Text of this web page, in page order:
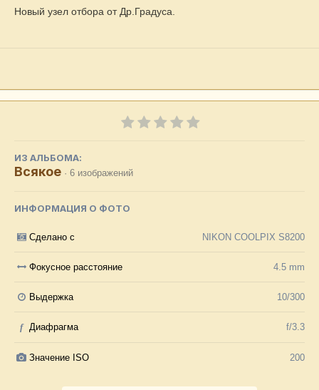
Новый узел отбора от Др.Градуса.
ИЗ АЛЬБОМА:
Всякое · 6 изображений
ИНФОРМАЦИЯ О ФОТО
Сделано с NIKON COOLPIX S8200
Фокусное расстояние 4.5 mm
Выдержка 10/300
f Диафрагма f/3.3
Значение ISO 200